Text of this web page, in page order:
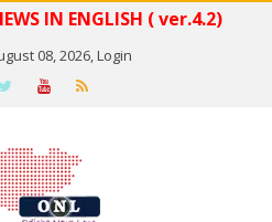
IN ENGLISH ( ver.4.2)
08, 2026,Login